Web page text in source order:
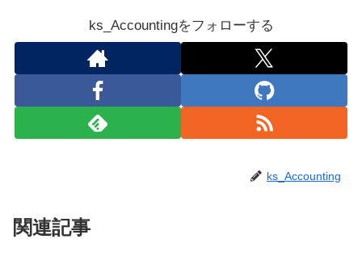
ks_Accountingをフォローする
ks_Accounting
関連記事